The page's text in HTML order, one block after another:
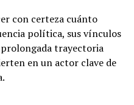
con certeza cuánto
política, sus vínculos
trayectoria
en un actor clave de